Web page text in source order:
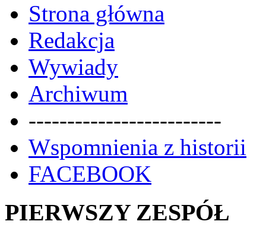
Strona główna
Redakcja
Wywiady
Archiwum
-------------------------
Wspomnienia z historii
FACEBOOK
PIERWSZY ZESPÓŁ